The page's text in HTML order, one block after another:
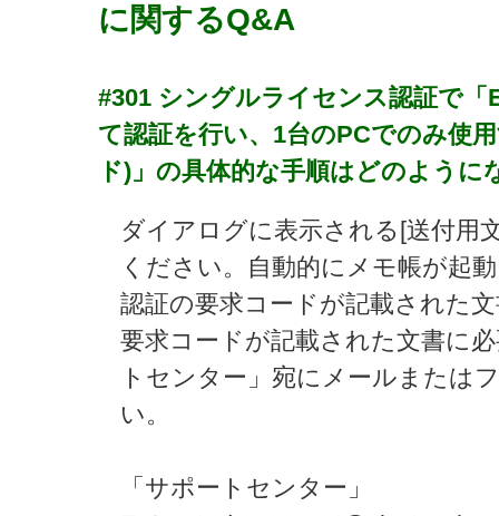
に関するQ&A
#301 シングルライセンス認証で
て認証を行い、1台のPCでのみ使
ド)」の具体的な手順はどのように
ダイアログに表示される[送付用
ください。自動的にメモ帳が起
認証の要求コードが記載された
要求コードが記載された文書に
トセンター」宛にメールまたは
い。
「サポートセンター」